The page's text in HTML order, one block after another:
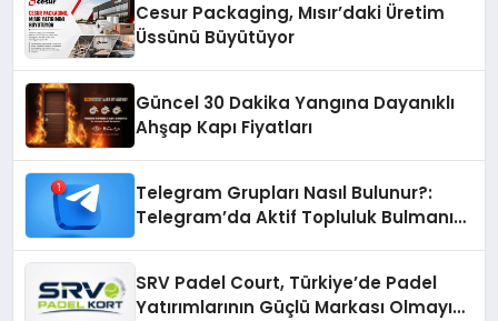
Cesur Packaging, Mısır’daki Üretim
Üssünü Büyütüyor
Güncel 30 Dakika Yangına Dayanıklı
Ahşap Kapı Fiyatları
Telegram Grupları Nasıl Bulunur?:
Telegram’da Aktif Topluluk Bulmanın
SRV Padel Court, Türkiye’de Padel
Yatırımlarının Güçlü Markası Olmayı